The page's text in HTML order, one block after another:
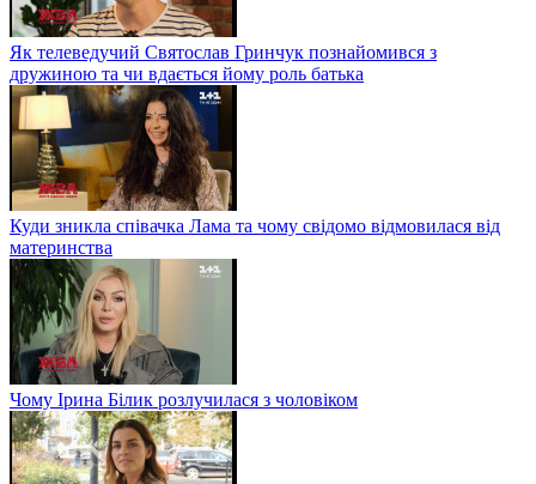
Як телеведучий Святослав Гринчук познайомився з
дружиною та чи вдається йому роль батька
Куди зникла співачка Лама та чому свідомо відмовилася від
материнства
Чому Ірина Білик розлучилася з чоловіком